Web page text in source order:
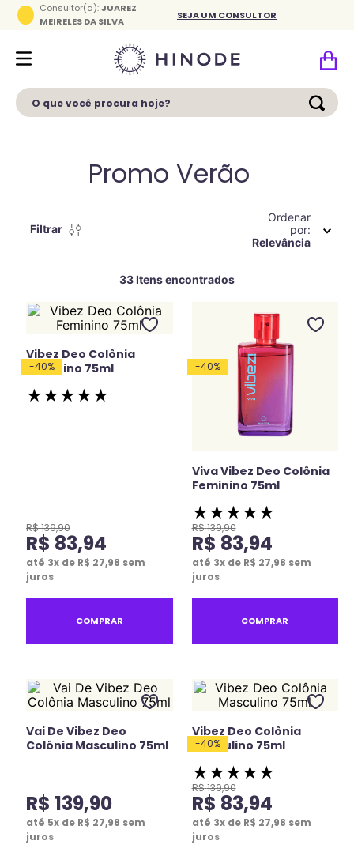
Consultor(a):JUAREZ
MEIRELES DA SILVA
SEJA UM CONSULTOR
O que você procura hoje?
Promo Verão
Filtrar
Ordenar
por
Relevância
33
-40%
Vibez Deo Colônia
Feminino 75ml
★★★★★
R$139,90
R$ 83,94
até 3x de R$ 27,98 sem
juros
COMPRAR
-40%
Viva Vibez Deo Colônia
Feminino 75ml
★★★★★
R$139,90
R$ 83,94
até 3x de R$ 27,98 sem
juros
COMPRAR
Vai De Vibez Deo
Colônia Masculino 75ml
R$ 139,90
até 5x de R$ 27,98 sem
juros
-40%
Vibez Deo Colônia
Masculino 75ml
★★★★★
R$139,90
R$ 83,94
até 3x de R$ 27,98 sem
juros